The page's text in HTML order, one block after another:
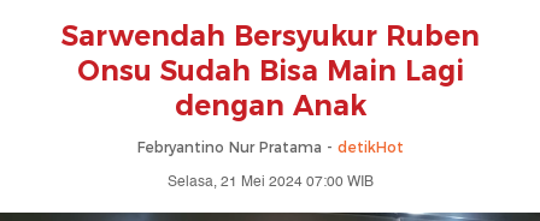
Sarwendah Bersyukur Ruben
Onsu Sudah Bisa Main Lagi
dengan Anak
Febryantino Nur Pratama - detikHot
Selasa, 21 Mei 2024 07:00 WIB